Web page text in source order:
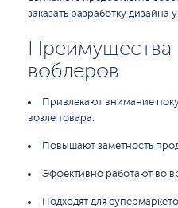
заказать разработку дизайна
Преимущества
воблеров
Привлекают внимание
возле товара.
Повышают заметность
Эффективно работают во
Подходят для